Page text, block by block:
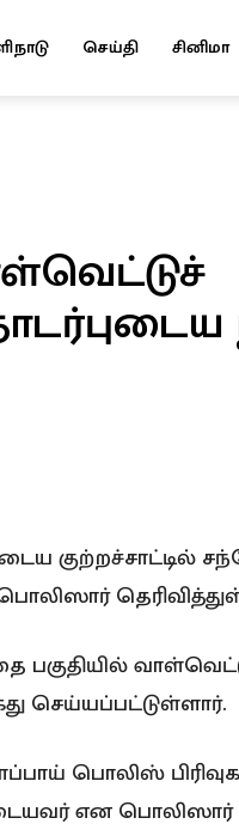
செய்தி சினிமா
குற்றச்சாட்டில்
பகுதியில்
செய்யப்பட்டுள்ளார்.
பொலிஸ்
என பொலிஸார்